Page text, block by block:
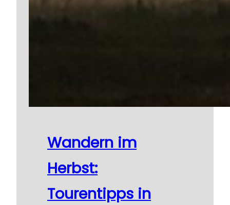
Wandern im
Herbst:
Tourentipps in